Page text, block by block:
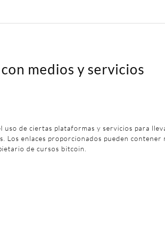
medios y servicios
uso de ciertas plataformas y servicios para
Los enlaces proporcionados pueden contener
de cursos bitcoin.